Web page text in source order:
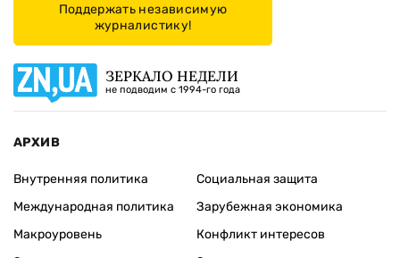
Поддержать независимую
журналистику!
ЗЕРКАЛО НЕДЕЛИ
не подводим с 1994-го года
АРХИВ
Внутренняя политика
Международная политика
Макроуровень
Социальная защита
Зарубежная экономика
Конфликт интересов